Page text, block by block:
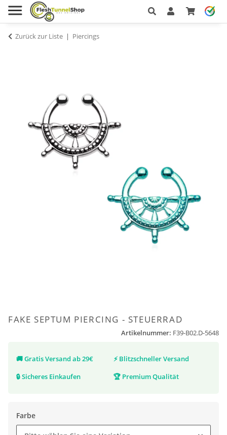
Zurück zur Liste Piercings
FAKE SEPTUM PIERCING - STEUERRAD
Artikelnummer: F39-B02.D-5648
🚚Gratis Versand ab 29€ ⚡ Blitzschneller Versand
🔒Sicheres Einkaufen 🏆 Premium Qualität
Farbe